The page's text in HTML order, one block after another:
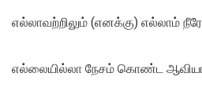
எல்லாவற்றிலும் (எனக்கு) எல்லாம்
எல்லையில்லா நேசம் கொண்ட